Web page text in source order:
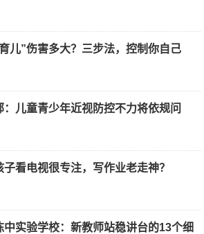
儿”伤害多大？三步法，控制你自己
：儿童青少年近视防控不力将依规问
子看电视很专注，写作业老走神？
中实验学校：新教师站稳讲台的13个细